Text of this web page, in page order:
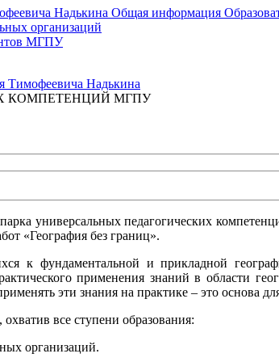
Надькина Общая информация
организаций
МГПУ
Тимофеевича Надькина
КОМПЕТЕНЦИЙ МГПУ
универсальных педагогических
«География без границ».
к фундаментальной и прикладной
применения знаний в области
эти знания на практике – это основа
все ступени образования:
организаций.